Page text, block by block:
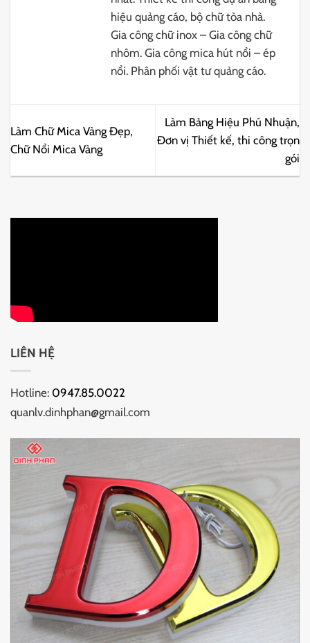
hiệu quảng cáo, bộ chữ tòa nhà.
Gia công chữ inox – Gia công chữ
nhôm. Gia công mica hút nổi – ép
nổi. Phân phối vật tư quảng cáo.
Làm Chữ Mica Vàng Đẹp,
Chữ Nổi Mica Vàng
Làm Bảng Hiệu Phú Nhuận,
Đơn vị Thiết kế, thi công trọn
gói
LIÊN HỆ
Hotline: 0947.85.0022
quanlv.dinhphan@gmail.com